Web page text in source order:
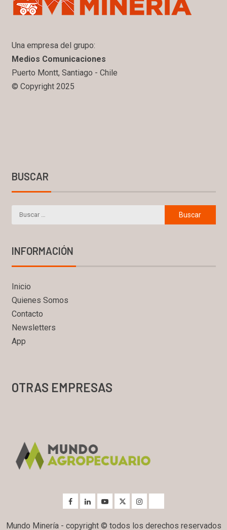
Una empresa del grupo:
Medios Comunicaciones
Puerto Montt, Santiago - Chile
© Copyright 2025
BUSCAR
INFORMACIÓN
Inicio
Quienes Somos
Contacto
Newsletters
App
OTRAS EMPRESAS
Mundo Minería - copyright © todos los derechos reservados